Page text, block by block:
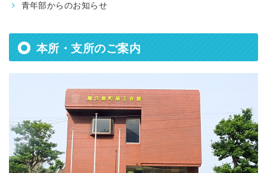
青年部からのお知らせ
本所・支所のご案内